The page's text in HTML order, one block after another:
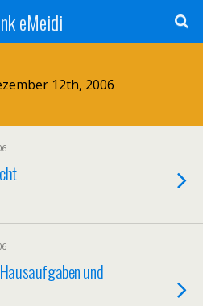
eMeidi
12th, 2006
und